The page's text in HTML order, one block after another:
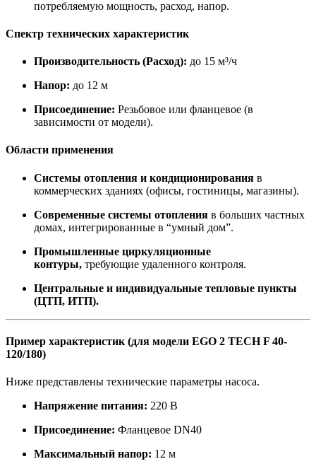
потребляемую мощность, расход, напор.
Спектр технических характеристик
Производительность (Расход): до 15 м³/ч
Напор: до 12 м
Присоединение: Резьбовое или фланцевое (в
зависимости от модели).
Области применения
Системы отопления и кондиционирования в
коммерческих зданиях (офисы, гостиницы, магазины).
Современные системы отопления в больших частных
домах, интегрированные в “умный дом”.
Промышленные циркуляционные
контуры, требующие удаленного контроля.
Центральные и индивидуальные тепловые пункты
(ЦТП, ИТП).
Пример характеристик (для модели EGO 2 TECH F 40-
120/180)
Ниже представлены технические параметры насоса.
Напряжение питания: 220 В
Присоединение: Фланцевое DN40
Максимальный напор: 12 м